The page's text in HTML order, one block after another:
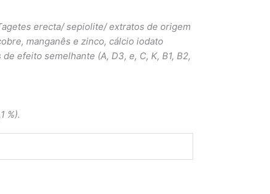
erecta/ sepiolite/ extratos de origem
manganês e zinco, cálcio iodato
efeito semelhante (A, D3, e, C, K, B1, B2,
%).